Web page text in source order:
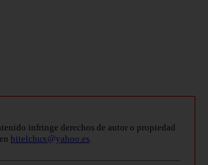
infringe derechos de autor o propiedad
bitelchux@yahoo.es